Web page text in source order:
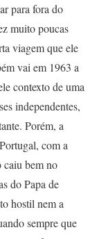
para fora do
muito poucas
viagem que ele
vai em 1963 a
contexto de uma
independentes,
Porém, a
com a
caiu bem no
do Papa de
hostil nem a
sempre que